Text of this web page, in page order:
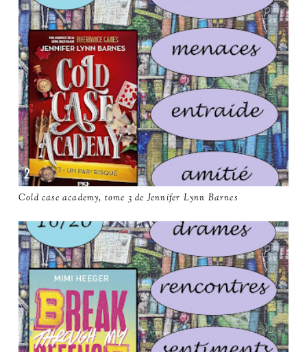
Cold case academy, tome 3 de Jennifer Lynn Barnes